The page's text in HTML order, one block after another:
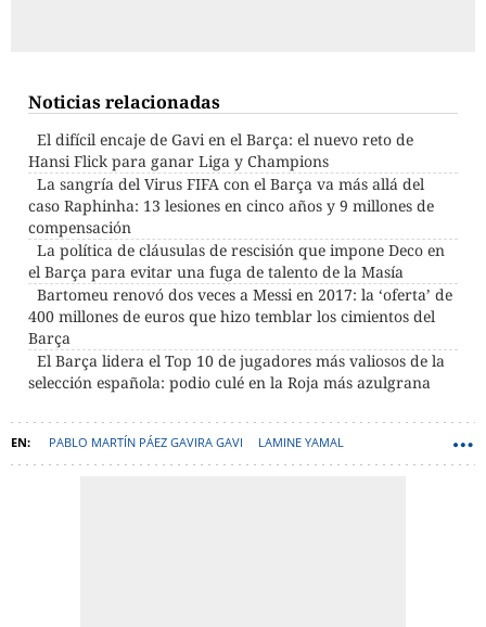
Noticias relacionadas
El difícil encaje de Gavi en el Barça: el nuevo reto de
Hansi Flick para ganar Liga y Champions
La sangría del Virus FIFA con el Barça va más allá del
caso Raphinha: 13 lesiones en cinco años y 9 millones de
compensación
La política de cláusulas de rescisión que impone Deco en
el Barça para evitar una fuga de talento de la Masía
Bartomeu renovó dos veces a Messi en 2017: la ‘oferta’ de
400 millones de euros que hizo temblar los cimientos del
Barça
El Barça lidera el Top 10 de jugadores más valiosos de la
selección española: podio culé en la Roja más azulgrana
PABLO MARTÍN PÁEZ GAVIRA GAVI LAMINE YAMAL